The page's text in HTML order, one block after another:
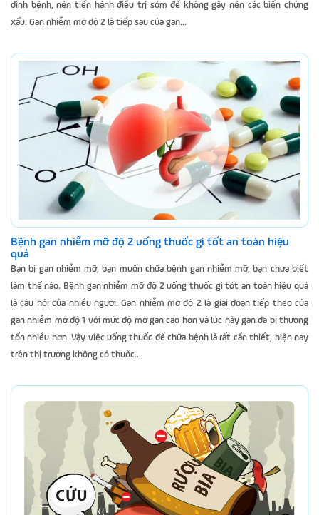
dính bệnh, nên tiến hành điều trị sớm để không gây nên các biến chứng
xấu. Gan nhiễm mỡ độ 2 là tiếp sau của gan...
Bệnh gan nhiễm mỡ độ 2 uống thuốc gì tốt an toàn hiệu
quả
Bạn bị gan nhiễm mỡ, bạn muốn chữa bệnh gan nhiễm mỡ, bạn chưa biết
làm thế nào. Bệnh gan nhiễm mỡ độ 2 uống thuốc gì tốt an toàn hiệu quả
là câu hỏi của nhiều người. Gan nhiễm mỡ độ 2 là giai đoạn tiếp theo của
gan nhiễm mỡ độ 1 với mức độ mỡ gan cao hơn và lúc này gan đã bị thương
tổn nhiều hơn. Vậy việc uống thuốc để chữa bệnh là rất cần thiết, hiện nay
trên thị trường không có thuốc...